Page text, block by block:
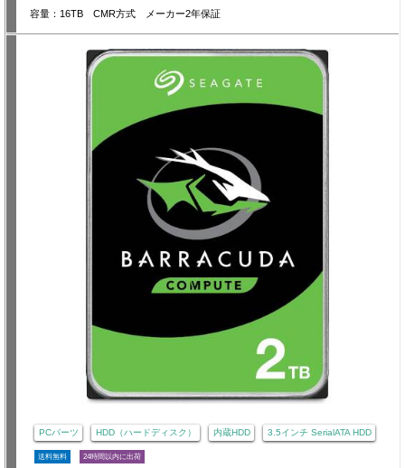
容量：16TB CMR方式 メーカー2年保証
PCパーツ HDD（ハードディスク） 内蔵HDD 3.5インチ SerialATA HDD
送料無料 24時間以内に出荷